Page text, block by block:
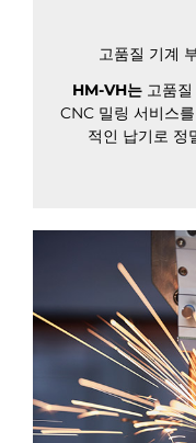
고품질 기계
HM-VH는 고품
CNC 밀링 서비스
적인 납기로 정